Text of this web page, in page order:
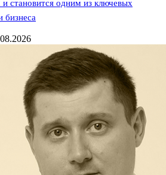
становится одним из ключевых
бизнеса